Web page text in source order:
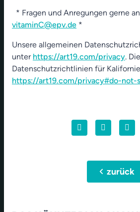
* Fragen und Anregungen gerne an
vitaminC@epv.de *
Unsere allgemeinen
unter https://art19.com/privacy. Die
Datenschutzrichtlinien für
https://art19.com/privacy#do-not-
chevron_leftzurück